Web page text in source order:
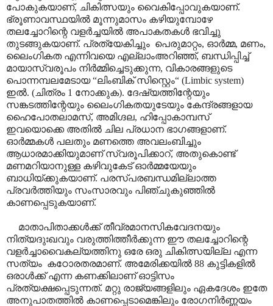
പോകുകയാണ്, ചികിത്സയും വൈകിപ്പോവുകയാണ്.
ഭ്രൂണാവസ്ഥയിൽ മൂന്നുമാസം കഴിയുമ്പോഴേ
തലച്ചോറിന്റെ വളർച്ചയിൽ അപാകതകൾ ഭവിച്ചു
തുടങ്ങുകയാണ്. പ്രത്യേകിച്ചും പെരുമാറ്റം, ഓർമ്മ, മണം,
ലൈംഗികത എന്നിവയെ എല്ലാംഅറിഞ്ഞ്, ബന്ധിപ്പിച്ച്
മായാസ്വരൂപം നിർമ്മിച്ചെടുക്കുന്ന, വികാരങ്ങളുടെ
പൊന്നമ്പലമേടായ “ലിംബിക് സിസ്റ്റെം“ (Limbic system)
ഇൽ. (ചിത്രം 1 നോക്കുക). ദേഷ്യത്തിന്റേയും
സങ്കടത്തിന്റേയും ലൈംഗികതയുടേയും കേന്ദ്രങ്ങളായ
ഹൈപോതലാമസ്, അമിഗ്ദല, ഹിപ്പോകാമ്പസ്
ഇവയൊക്കെ അതിൽ ചില പ്രധാന ഭാഗങ്ങളാണ്.
ഓർമ്മകൾ പലതും മണത്തെ അവലംബിച്ചും
ആധാരമാക്കിയുമാണ് സ്വരൂപിക്കാറ്, അതുകൊണ്ട്
മണമറിയാനുള്ള കഴിവുകേട് ഓർമ്മയേയും
ബാധിയ്ക്കുകയാണ്. പരസ്പരബന്ധമില്ലാത്ത
പ്രവർത്തിയും സംസാരവും പിഞ്ചുകുഞ്ഞിൽ
കാണപ്പെടുകയാണ്.
മാതാപിതാ‍ക്കൾക്ക് തീവ്രമാനസികവേദനയും
നിത്യദുഃഖവും വരുത്തിത്തീർക്കുന്ന ഈ തലച്ചോറിന്റെ
വളർച്ചാവൈകല്യത്തിനു ഒരേ ഒരു ചികിത്സയില്ല എന്ന
സത്യം കഠോരതരമാണ്. അമേരിക്കയിൽ 88 കുട്ടികളിൽ
ഒരാൾക്ക് എന്ന കണക്കിലാണ് ഓട്ടിസം
പ്രത്യക്ഷപ്പെടുന്നത്. മറ്റു രാജ്യങ്ങളിലും ഏകദേശം ഇതേ
അനുപാതത്തിൽ കാണപ്പെടാമെങ്കിലും രോഗനിർണ്ണയം